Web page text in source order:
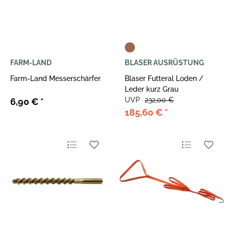
FARM-LAND
Farm-Land Messerschärfer
6,90 € *
BLASER AUSRÜSTUNG
Blaser Futteral Loden /
Leder kurz Grau
185,60 € *
UVP 232,00 €